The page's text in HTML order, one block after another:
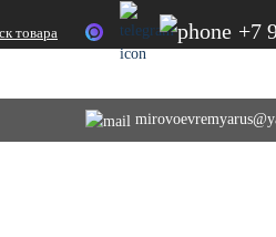
товара +7